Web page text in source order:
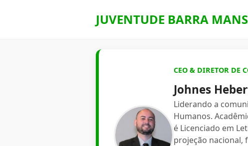
JUVENTUDE BARRA
CEO & DIRETOR DE
Johnes
Liderando a
Humanos.
é Licenciado em
projeção nacional,